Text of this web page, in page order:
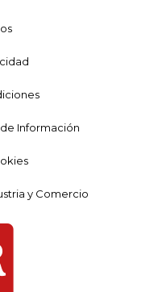
Información
y Comercio